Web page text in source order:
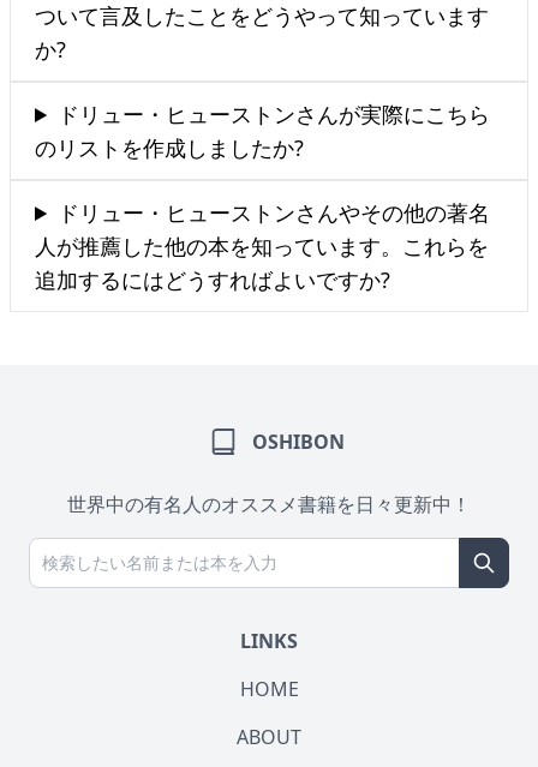
ついて言及したことをどうやって知っています
か?
ドリュー・ヒューストンさんが実際にこちら
のリストを作成しましたか?
ドリュー・ヒューストンさんやその他の著名
人が推薦した他の本を知っています。これらを
追加するにはどうすればよいですか?
OSHIBON
世界中の有名人のオススメ書籍を日々更新中！
LINKS
HOME
ABOUT